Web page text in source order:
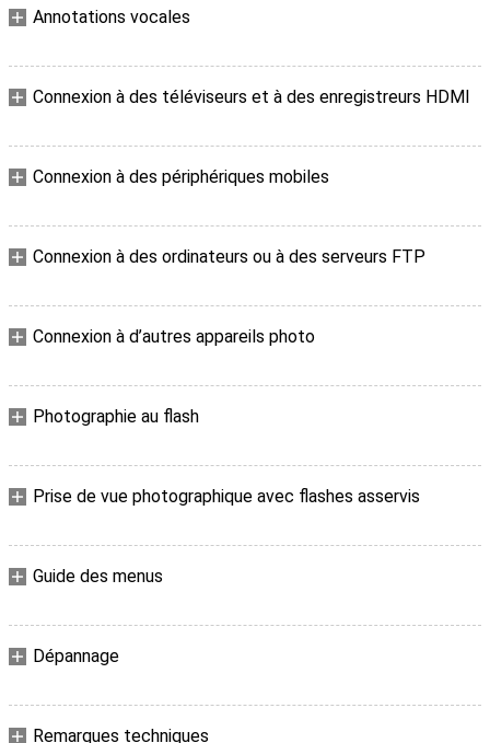
Annotations vocales
Connexion à des téléviseurs et à des enregistreurs HDMI
Connexion à des périphériques mobiles
Connexion à des ordinateurs ou à des serveurs FTP
Connexion à d’autres appareils photo
Photographie au flash
Prise de vue photographique avec flashes asservis
Guide des menus
Dépannage
Remarques techniques